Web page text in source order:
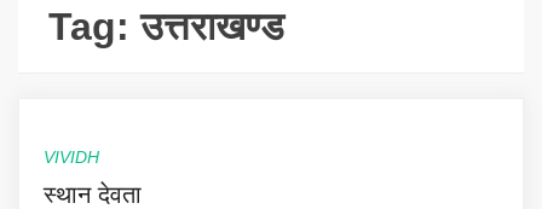
Tag:उत्तराखण्ड
VIVIDH
स्थान देवता